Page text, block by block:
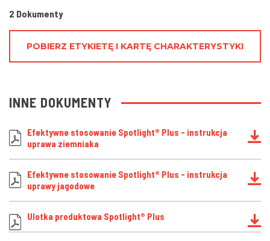
2 Dokumenty
POBIERZ ETYKIETĘ I KARTĘ CHARAKTERYSTYKI
INNE DOKUMENTY
Efektywne stosowanie Spotlight® Plus - instrukcja
uprawa ziemniaka
Efektywne stosowanie Spotlight® Plus - instrukcja
uprawy jagodowe
Ulotka produktowa Spotlight® Plus